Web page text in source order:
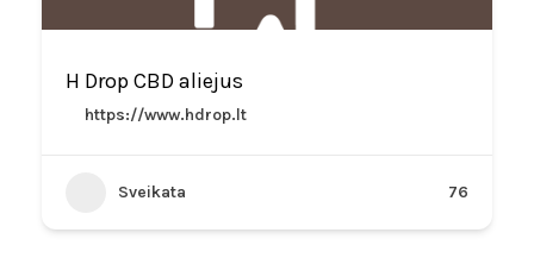
H Drop CBD aliejus
https://www.hdrop.lt
Sveikata 76